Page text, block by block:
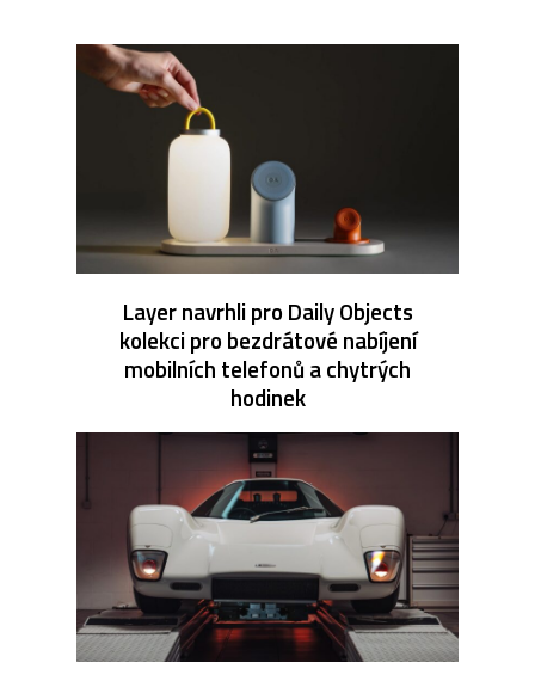
Layer navrhli pro Daily Objects
kolekci pro bezdrátové nabíjení
mobilních telefonů a chytrých
hodinek